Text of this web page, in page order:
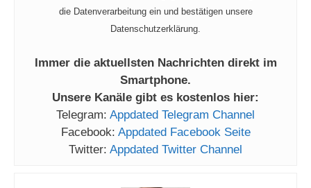
die Datenverarbeitung ein und bestätigen unsere
Datenschutzerklärung.
Immer die aktuellsten Nachrichten direkt im
Smartphone.
Unsere Kanäle gibt es kostenlos hier:
Telegram: Appdated Telegram Channel
Facebook: Appdated Facebook Seite
Twitter: Appdated Twitter Channel